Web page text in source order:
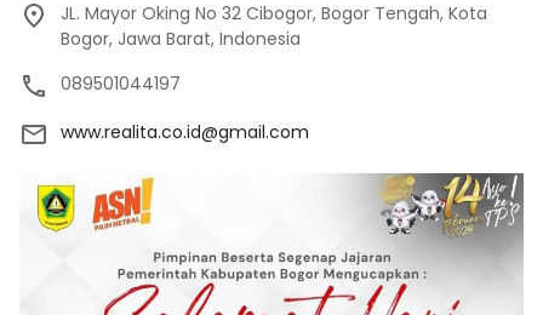
JL. Mayor Oking No 32 Cibogor, Bogor Tengah, Kota
Bogor, Jawa Barat, Indonesia
089501044197
www.realita.co.id@gmail.com